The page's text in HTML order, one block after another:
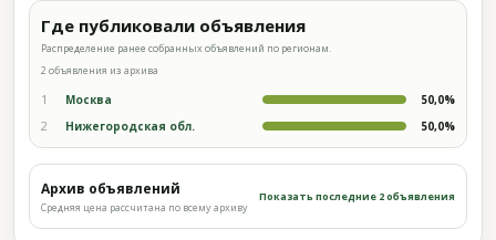
Где публиковали объявления
Распределение ранее собранных объявлений по регионам.
2 объявления из архива
1 Москва 50,0%
2 Нижегородская обл. 50,0%
Архив объявлений
Средняя цена рассчитана по всему архиву
Показать последние 2 объявления